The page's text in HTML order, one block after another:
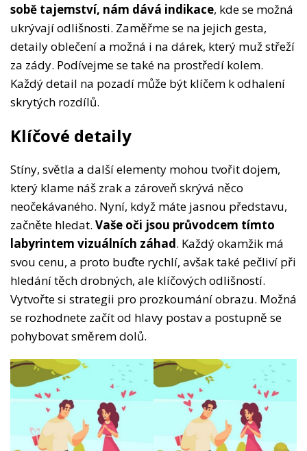
sobě tajemství, nám dává indikace, kde se možná
ukrývají odlišnosti. Zaměřme se na jejich gesta,
detaily oblečení a možná i na dárek, který muž střeží
za zády. Podívejme se také na prostředí kolem.
Každý detail na pozadí může být klíčem k odhalení
skrytých rozdílů.
Klíčové detaily
Stíny, světla a další elementy mohou tvořit dojem,
který klame náš zrak a zároveň skrývá něco
neočekávaného. Nyní, když máte jasnou představu,
začněte hledat. Vaše oči jsou průvodcem tímto
labyrintem vizuálních záhad. Každý okamžik má
svou cenu, a proto buďte rychlí, avšak také pečliví při
hledání těch drobných, ale klíčových odlišností.
Vytvořte si strategii pro prozkoumání obrazu. Možná
se rozhodnete začít od hlavy postav a postupně se
pohybovat směrem dolů.